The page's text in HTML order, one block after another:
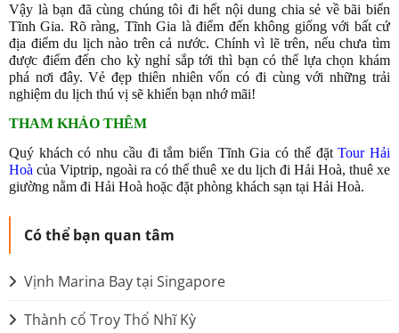
Vậy là bạn đã cùng chúng tôi đi hết nội dung chia sẻ về bãi biển
Tĩnh Gia. Rõ ràng, Tĩnh Gia là điểm đến không giống với bất cứ
địa điểm du lịch nào trên cả nước. Chính vì lẽ trên, nếu chưa tìm
được điểm đến cho kỳ nghỉ sắp tới thì bạn có thể lựa chọn khám
phá nơi đây. Vẻ đẹp thiên nhiên vốn có đi cùng với những trải
nghiệm du lịch thú vị sẽ khiến bạn nhớ mãi!
THAM KHẢO THÊM
Quý khách có nhu cầu đi tắm biển Tĩnh Gia có thể đặtTour Hải
Hoà của Viptrip, ngoài ra có thể thuê xe du lịch đi Hải Hoà, thuê xe
giường nằm đi Hải Hoà hoặc đặt phòng khách sạn tại Hải Hoà.
Có thể bạn quan tâm
Vịnh Marina Bay tại Singapore
Thành cổ Troy Thổ Nhĩ Kỳ